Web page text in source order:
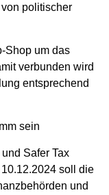
politischer
Shop um das
verbunden wird
entsprechend
sein
Safer Tax
soll die
und